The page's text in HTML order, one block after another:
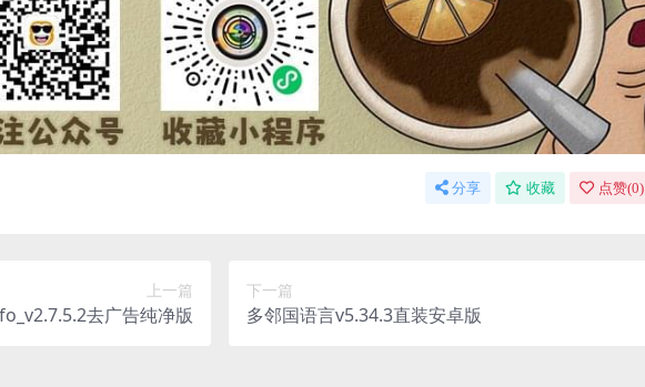
分享 收藏 点赞(0)
上一篇
去广告纯净版
下一篇
多邻国语言v5.34.3直装安卓版